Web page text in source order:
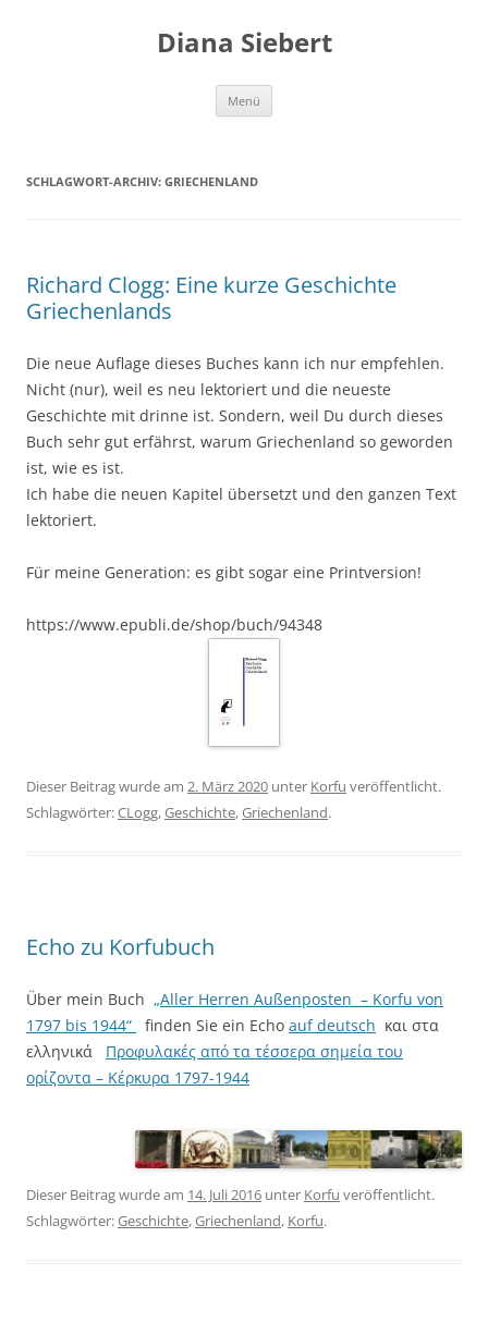
Diana Siebert
Menü
SCHLAGWORT-ARCHIV: GRIECHENLAND
Richard Clogg: Eine kurze Geschichte
Griechenlands
Die neue Auflage dieses Buches kann ich nur empfehlen.
Nicht (nur), weil es neu lektoriert und die neueste
Geschichte mit drinne ist. Sondern, weil Du durch dieses
Buch sehr gut erfährst, warum Griechenland so geworden
ist, wie es ist.
Ich habe die neuen Kapitel übersetzt und den ganzen Text
lektoriert.
Für meine Generation: es gibt sogar eine Printversion!
https://www.epubli.de/shop/buch/94348
Dieser Beitrag wurde am 2. März 2020 unter Korfu veröffentlicht.
Schlagwörter:CLogg,Geschichte,Griechenland.
Echo zu Korfubuch
Über mein Buch „Aller Herren Außenposten – Korfu von
1797 bis 1944“
finden Sie ein Echo auf deutsch και στα
ελληνικά Προφυλακές από τα τέσσερα σημεία του
ορίζοντα – Κέρκυρα 1797-1944
Dieser Beitrag wurde am 14. Juli 2016 unter Korfu veröffentlicht.
Schlagwörter:Geschichte,Griechenland, Korfu.